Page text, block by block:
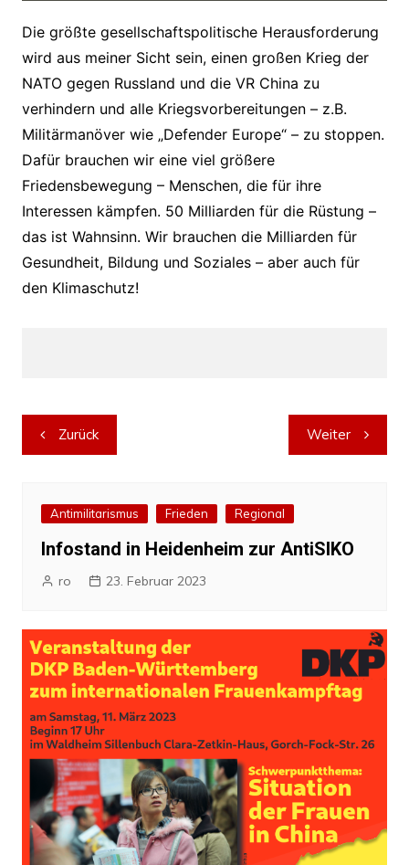
Die größte gesellschaftspolitische Herausforderung
wird aus meiner Sicht sein, einen großen Krieg der
NATO gegen Russland und die VR China zu
verhindern und alle Kriegsvorbereitungen – z.B.
Militärmanöver wie „Defender Europe“ – zu stoppen.
Dafür brauchen wir eine viel größere
Friedensbewegung – Menschen, die für ihre
Interessen kämpfen. 50 Milliarden für die Rüstung –
das ist Wahnsinn. Wir brauchen die Milliarden für
Gesundheit, Bildung und Soziales – aber auch für
den Klimaschutz!
Beitragsnavigation
Zurück Weiter
Antimilitarismus Frieden Regional
Infostand in Heidenheim zur AntiSIKO
ro 23. Februar 2023